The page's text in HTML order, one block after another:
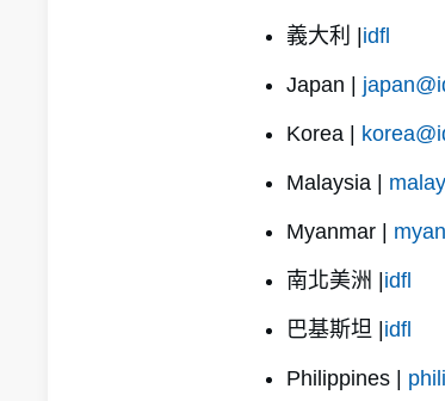
義大利 |idfl
Japan |
Korea |
Malaysia |
Myanmar |
南北美洲 |idfl
巴基斯坦 |idfl
Philippines |